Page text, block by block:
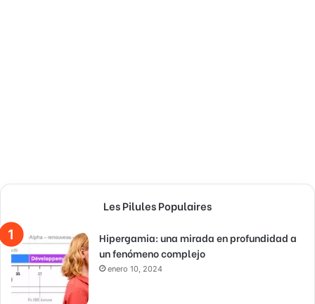
Les Pilules Populaires
Hipergamia: una mirada en profundidad a
un fenómeno complejo
enero 10, 2024